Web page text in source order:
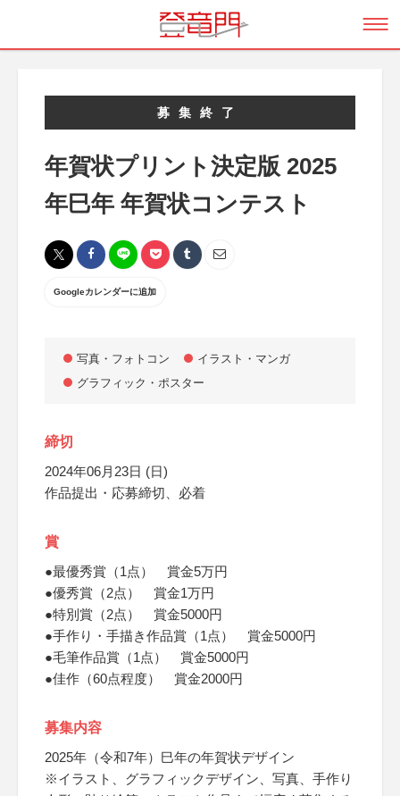
募集終了
年賀状プリント決定版 2025
年巳年 年賀状コンテスト
Googleカレンダーに追加
写真・フォトコン
イラスト・マンガ
グラフィック・ポスター
締切
2024年06月23日 (日)
作品提出・応募締切、必着
賞
●最優秀賞（1点） 賞金5万円
●優秀賞（2点） 賞金1万円
●特別賞（2点） 賞金5000円
●手作り・手描き作品賞（1点） 賞金5000円
●毛筆作品賞（1点） 賞金5000円
●佳作（60点程度） 賞金2000円
募集内容
2025年（令和7年）巳年の年賀状デザイン
※イラスト、グラフィックデザイン、写真、手作り